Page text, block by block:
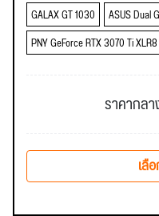
GALAX GT 1030
ASUS Dual
PNY GeForce RTX 3070 Ti
ราคากล
เลื